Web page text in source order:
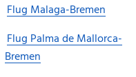
Flug Malaga-Bremen
Flug Palma de Mallorca-
Bremen